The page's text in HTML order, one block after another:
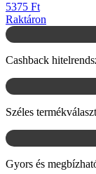
5375 Ft
Raktáron
Cashback
Széles
Gyors és